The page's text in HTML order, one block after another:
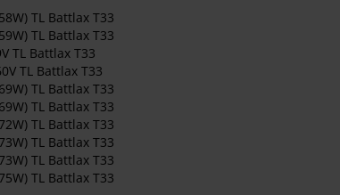
TL Battlax T33
TL Battlax T33
TL Battlax T33
TL Battlax T33
TL Battlax T33
TL Battlax T33
TL Battlax T33
TL Battlax T33
TL Battlax T33
TL Battlax T33